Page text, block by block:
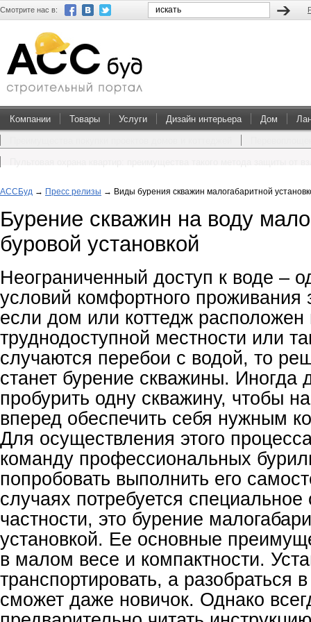
Смотрите нас в:
Компании Товары Услуги Дизайн интерьера Дом
АССБуд → Пресс релизы → Виды бурения скважин малогабаритной
Бурение скважин на воду
буровой установкой
Неограниченный доступ к воде –
условий комфортного проживания
если дом или коттедж расположен
труднодоступной местности или
случаются перебои с водой, то
станет бурение скважины. Иногда
пробурить одну скважину, чтобы
вперед обеспечить себя нужным
Для осуществления этого
команду профессиональных
попробовать выполнить его
случаях потребуется
частности, это бурение
установкой. Ее основные
в малом весе и компактности.
транспортировать, а разобраться
сможет даже новичок. Однако